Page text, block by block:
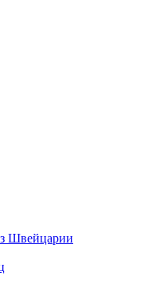
Швейцарии